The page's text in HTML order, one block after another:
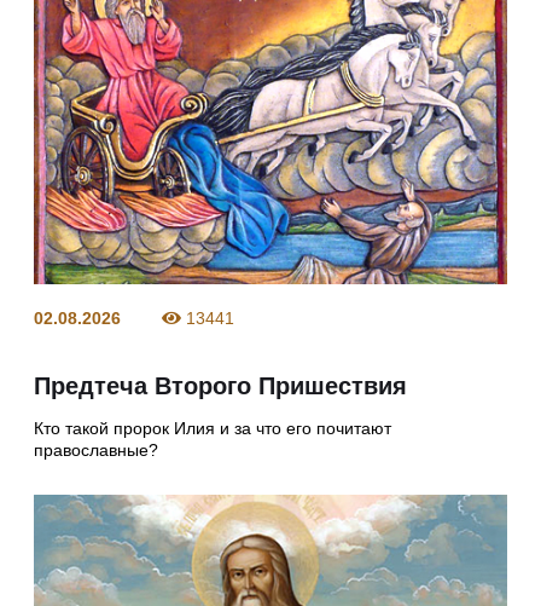
02.08.2026 13441
Предтеча Второго Пришествия
Кто такой пророк Илия и за что его почитают
православные?